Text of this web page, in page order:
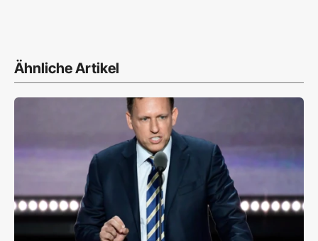
Ähnliche Artikel